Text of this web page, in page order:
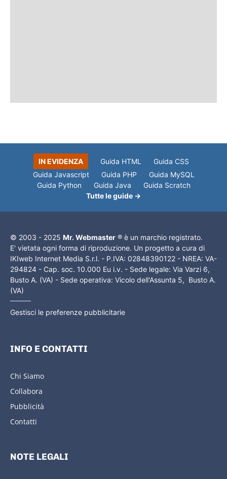
IN EVIDENZA Guida HTML
Guida CSS
Guida Javascript
Guida PHP
Guida MySQL
Guida Python
Guida Java
Guida Scratch
Tutte le guide →
© 2003 - 2025 Mr. Webmaster ® è un marchio registrato.
E' vietata ogni forma di riproduzione. Un progetto a cura di
IKIweb Internet Media S.r.l. - P.IVA: 02848390122 - NREA: VA-
294824 - Cap. soc. 10.000 Eu i.v. - Sede legale: Via Varzi 6,
Busto A. (VA) - Sede operativa: Vicolo dell'Assunta 5, Busto A.
(VA)
Gestisci le preferenze pubblicitarie
INFO E CONTATTI
Chi Siamo
Collabora
Pubblicità
Contatti
NOTE LEGALI